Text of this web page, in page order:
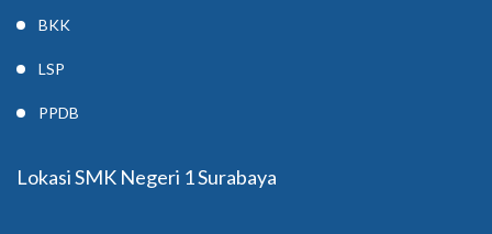
BKK
LSP
PPDB
Lokasi SMK Negeri 1 Surabaya